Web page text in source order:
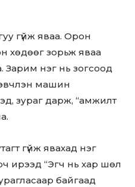
гүйж яваа. Орон
хөдөөг зорьж яваа
Зарим нэг нь зогсоод
машин
зураг дарж, “амжилт
гүйж явахад нэг
ирээд “Эгч нь хар шөл
байгаад